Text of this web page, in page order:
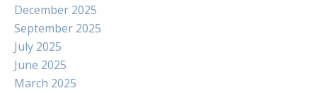
December 2025
September 2025
July 2025
June 2025
March 2025